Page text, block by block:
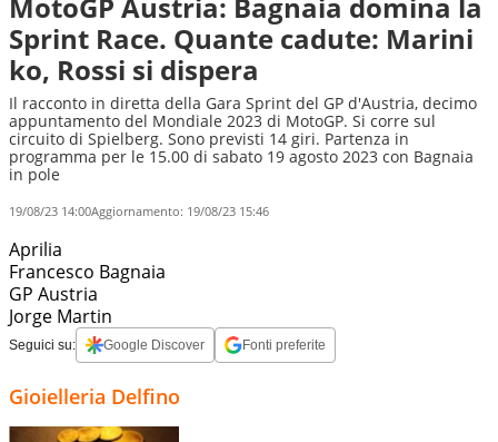
Sprint Race. Quante cadute: Marini
ko, Rossi si dispera
Il racconto in diretta della Gara Sprint del GP d'Austria, decimo
appuntamento del Mondiale 2023 di MotoGP. Si corre sul
circuito di Spielberg. Sono previsti 14 giri. Partenza in
programma per le 15.00 di sabato 19 agosto 2023 con Bagnaia
in pole
19/08/23 14:00Aggiornamento: 19/08/23 15:46
Aprilia
Francesco Bagnaia
GP Austria
Jorge Martin
Seguici su: Google Discover Fonti preferite
Gioielleria Delfino